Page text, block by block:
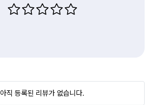
아직 등록된 리뷰가 없습니다.